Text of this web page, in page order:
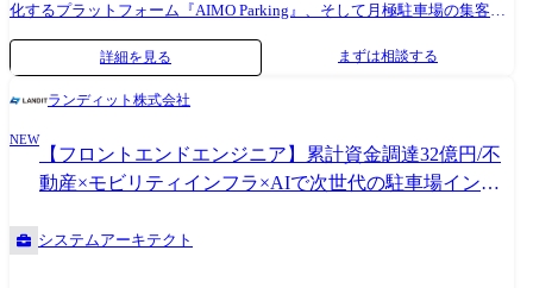
化するプラットフォーム『AIMO Parking』、そして月極駐車場の集客力
向上・業務効率化を実現する『SYNC PORT』。この2つのサービスで駐
停車領域の自動化を推進しています。 さらに、『AIMO Parking』や
『SYNC PORT』で自動更新される満空情報は、時間貸し駐車場サイト
反映されます。これにより、駐車場利用者はすぐに、そして条件にぴっ
たりの空き駐車場を見つけることができます。 このように、貸し手・借
り手の双方に向けたデジタル化・自動化サービスを提供することで、情
ローンチから1年足らずで、既に多くの企業様から導入やトライアルのご
詳細を見る まずは相談する
ランディット株式会社
NEW
【フロントエンドエンジニア】累計資金調達32億円/不
動産×モビリティインフラ×AIで次世代の駐車場インフ
システムアーキテクト